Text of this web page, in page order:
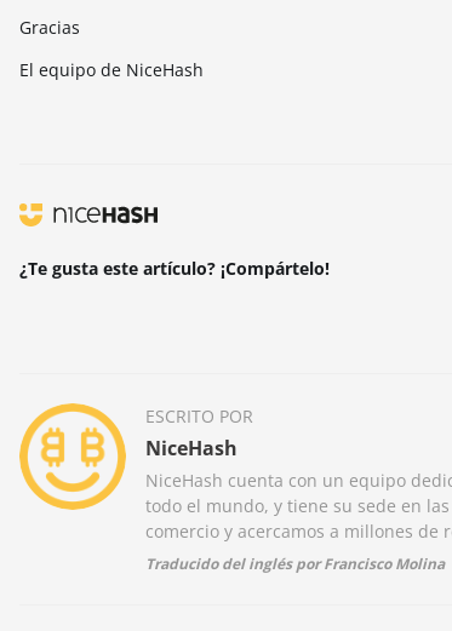
Gracias
El equipo de NiceHash
¿Te gusta este artículo? ¡Compártelo!
ESCRITO POR
NiceHash
NiceHash cuenta con un equipo
todo el mundo, y tiene su sede en
comercio y acercamos a millones
Traducido del inglés por Francisco Molina